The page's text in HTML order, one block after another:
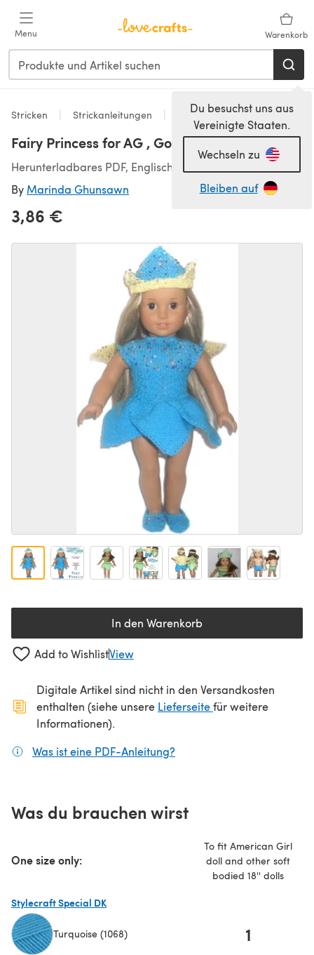
Menu Warenkorb
Du besuchst uns aus
Vereinigte Staaten.
Wechseln zu
Bleiben auf
Stricken Strickanleitungen Accessoires
Fairy Princess for AG , Gotz Dolls
Herunterladbares PDF, Englisch
By Marinda Ghunsawn
3,86 €
In den Warenkorb
Add to WishlistView
Digitale Artikel sind nicht in den Versandkosten
enthalten (siehe unsere Lieferseite(öffnet sich in
für weitere
Informationen).
Was ist eine PDF-Anleitung?
Was du brauchen wirst
One size only:
To fit American Girl
doll and other soft
bodied 18'' dolls
Stylecraft Special DK
Turquoise (1068) 1